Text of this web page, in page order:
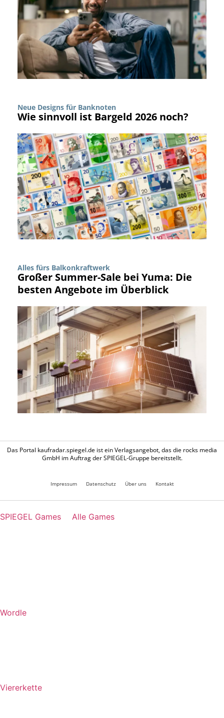
Neue Designs für Banknoten
Wie sinnvoll ist Bargeld 2026 noch?
Alles fürs Balkonkraftwerk
Großer Summer-Sale bei Yuma: Die
besten Angebote im Überblick
Das Portal kaufradar.spiegel.de ist ein Verlagsangebot, das die rocks media
GmbH im Auftrag der SPIEGEL-Gruppe bereitstellt.
Impressum Datenschutz Über uns Kontakt
SPIEGEL Games Alle Games
Wordle
Viererkette